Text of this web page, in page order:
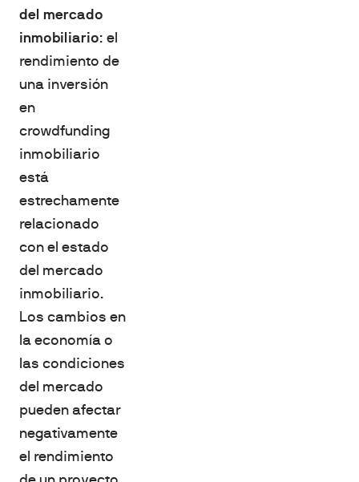
del mercado
inmobiliario: el
rendimiento de
una inversión
en
crowdfunding
inmobiliario
está
estrechamente
relacionado
con el estado
del mercado
inmobiliario.
Los cambios en
la economía o
las condiciones
del mercado
pueden afectar
negativamente
el rendimiento